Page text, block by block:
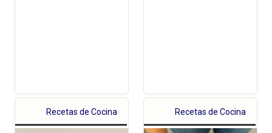
Recetas de Cocina Recetas de Cocina